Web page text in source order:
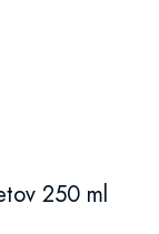
250 ml